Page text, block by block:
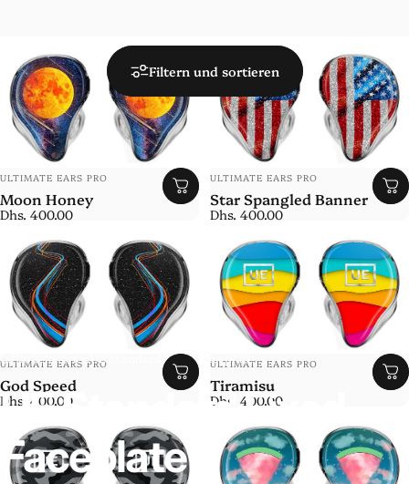
KollektionenUE Standard Fixed Faceplate
UEStandardFixed
Faceplate
Filtern und sortieren
Anbieter:
ULTIMATE EARS PRO
Moon Honey
Dhs. 400.00
Anbieter:
ULTIMATE EARS PRO
Star Spangled Banner
Dhs. 400.00
Anbieter:
ULTIMATE EARS PRO
God Speed
Dhs. 400.00
Anbieter:
ULTIMATE EARS PRO
Tiramisu
Dhs. 400.00